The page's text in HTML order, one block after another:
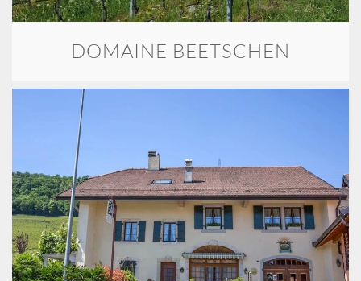
DOMAINE BEETSCHEN